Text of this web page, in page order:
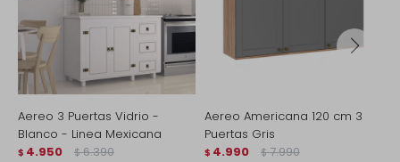
Aereo 3 Puertas Vidrio -
Blanco - Linea Mexicana
$ 4.950 $ 6.390
Aereo Americana 120 cm 3
Puertas Gris
$ 4.990 $ 7.990